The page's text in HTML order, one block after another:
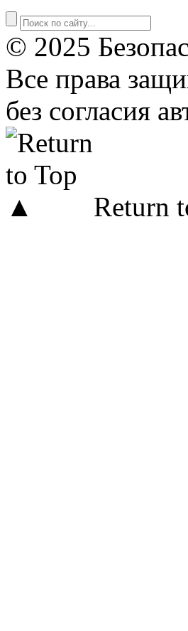
© 2025
Все права
без согласия
Return